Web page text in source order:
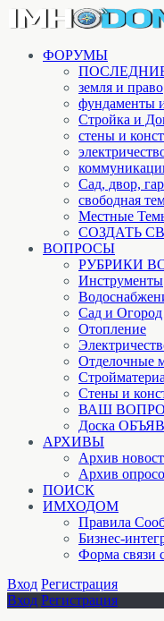
ФОРУМЫ
земля и право
фундаменты
Стройка и
стены и
Cад, двор,
свободная
Местные
СОЗДАТЬ
ВОПРОСЫ
РУБРИКИ
Инструменты
Сад и Огород
Отопление
Отделочные
Стены и
ВАШ
Доска
АРХИВЫ
Архив
Архив
ПОИСК
ИМХОДОМ
Правила
Бизнес-
Форма связи
Вход Регистрация
Вход Регистрация